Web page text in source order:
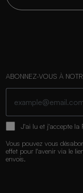
ABONNEZ-VOUS À
J'ai lu et j'accepte la
Vous pouvez vous
effet pour l'avenir via le
envois.